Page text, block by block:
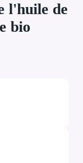
l'huile de
bio